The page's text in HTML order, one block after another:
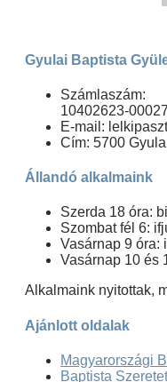
Gyulai Baptista
Számlaszám:
10402623-
E-mail:
Cím: 5700
Állandó alkalmaink
Szerda 18 óra:
Szombat fél 6:
Vasárnap 9 óra:
Vasárnap 10 és
Alkalmaink nyitottak,
Ajánlott oldalak
Magyarországi
Baptista